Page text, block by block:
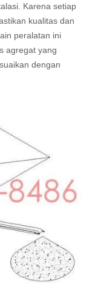
Karena setiap
kualitas dan
peralatan ini
agregat yang
dengan